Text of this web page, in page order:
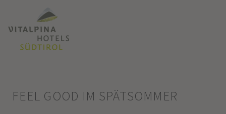
FEEL GOOD IM SPÄTSOMMER